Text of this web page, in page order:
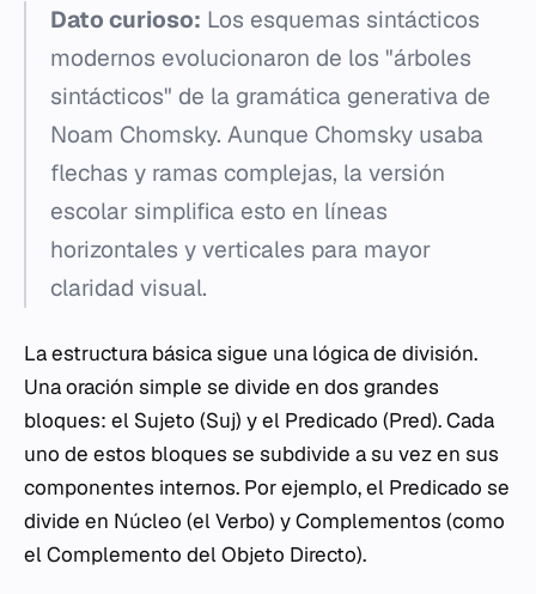
Dato curioso: Los esquemas sintácticos
modernos evolucionaron de los "árboles
sintácticos" de la gramática generativa de
Noam Chomsky. Aunque Chomsky usaba
flechas y ramas complejas, la versión
escolar simplifica esto en líneas
horizontales y verticales para mayor
claridad visual.
La estructura básica sigue una lógica de división.
Una oración simple se divide en dos grandes
bloques: el Sujeto (Suj) y el Predicado (Pred). Cada
uno de estos bloques se subdivide a su vez en sus
componentes internos. Por ejemplo, el Predicado se
divide en Núcleo (el Verbo) y Complementos (como
el Complemento del Objeto Directo).